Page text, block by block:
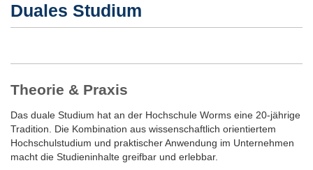
Duales Studium
Theorie & Praxis
Das duale Studium hat an der Hochschule Worms eine 20-jährige
Tradition. Die Kombination aus wissenschaftlich orientiertem
Hochschulstudium und praktischer Anwendung im Unternehmen
macht die Studieninhalte greifbar und erlebbar.